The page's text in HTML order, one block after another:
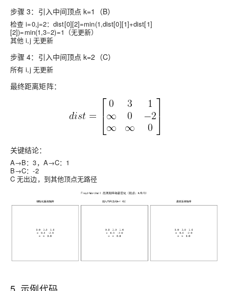
步骤 3：引入中间顶点 k=1（B）
检查 i=0,j=2：dist[0][2]=min(1,dist[0][1]+dist[1]
[2])=min(1,3−2)=1（无更新）
其他 i,j 无更新
步骤 4：引入中间顶点 k=2（C）
所有 i,j 无更新
最终距离矩阵：
关键结论：
A→B：3，A→C：1
B→C：-2
C 无出边，到其他顶点无路径
5. 示例代码